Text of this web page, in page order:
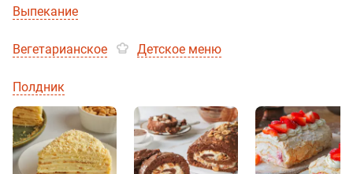
Выпекание
Вегетарианское Детское меню
Полдник